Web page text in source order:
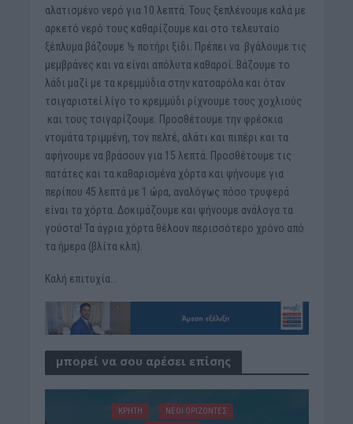
αλατισμένο νερό για 10 λεπτά. Τους ξεπλένουμε καλά με
αρκετό νερό τους καθαρίζουμε και στο τελευταίο
ξέπλυμα βάζουμε ½ ποτήρι ξίδι. Πρέπει να βγάλουμε τις
μεμβράνες και να είναι απόλυτα καθαροί. Βάζουμε το
λάδι μαζί με τα κρεμμύδια στην κατσαρόλα και όταν
τσιγαριστεί λίγο το κρεμμύδι ρίχνουμε τους χοχλιούς
και τους τσιγαρίζουμε. Προσθέτουμε την φρέσκια
ντομάτα τριμμένη, τον πελτέ, αλάτι και πιπέρι και τα
αφήνουμε να βράσουν για 15 λεπτά. Προσθέτουμε τις
πατάτες και τα καθαρισμένα χόρτα και ψήνουμε για
περίπου 45 λεπτά με 1 ώρα, αναλόγως πόσο τρυφερά
είναι τα χόρτα. Δοκιμάζουμε και ψήνουμε ανάλογα τα
γούστα! Τα άγρια χόρτα θέλουν περισσότερο χρόνο από
τα ήμερα (βλίτα κλπ).
Καλή επιτυχία…
μπορεί να σου αρέσει επίσης
ΚΡΗΤΗ
ΝΕΟΙ ΟΡΙΖΟΝΤΕΣ